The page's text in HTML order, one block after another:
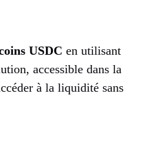
USDC en utilisant
accessible dans la
à la liquidité sans